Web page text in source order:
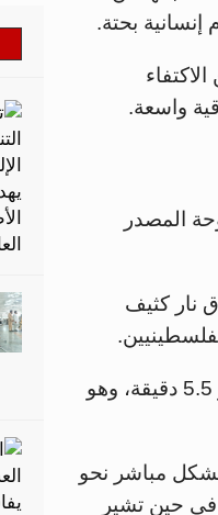
إنسانية بحتة.
واسعة.
المصدر
نار كثيف
وتم توثيق 910 طلقات نارية على الأقل، منها 844 طلقة خلال مدة قصيرة لا تتجاوز 5.5 دقيقة، وهو
بشكل مباشر نحو
في إطلاق النار، في حين تشير